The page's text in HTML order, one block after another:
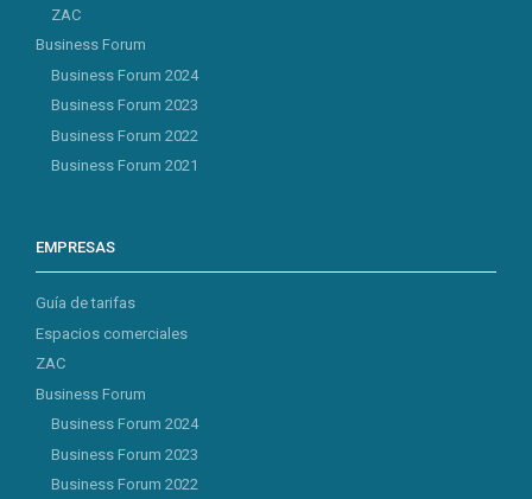
ZAC
Business Forum
Business Forum 2024
Business Forum 2023
Business Forum 2022
Business Forum 2021
EMPRESAS
Guía de tarifas
Espacios comerciales
ZAC
Business Forum
Business Forum 2024
Business Forum 2023
Business Forum 2022